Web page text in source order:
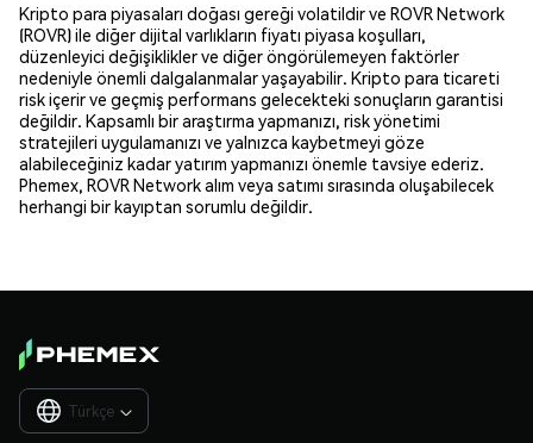
Kripto para piyasaları doğası gereği volatildir ve ROVR Network
(ROVR) ile diğer dijital varlıkların fiyatı piyasa koşulları,
düzenleyici değişiklikler ve diğer öngörülemeyen faktörler
nedeniyle önemli dalgalanmalar yaşayabilir. Kripto para ticareti
risk içerir ve geçmiş performans gelecekteki sonuçların garantisi
değildir. Kapsamlı bir araştırma yapmanızı, risk yönetimi
stratejileri uygulamanızı ve yalnızca kaybetmeyi göze
alabileceğiniz kadar yatırım yapmanızı önemle tavsiye ederiz.
Phemex, ROVR Network alım veya satımı sırasında oluşabilecek
herhangi bir kayıptan sorumlu değildir.
Türkçe 